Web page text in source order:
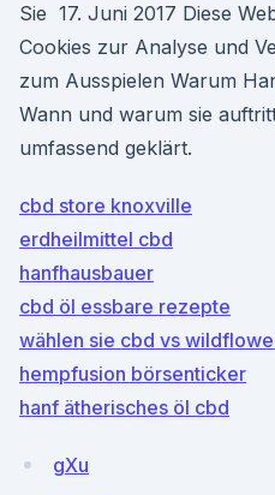
Sie 17. Juni 2017 Diese
Cookies zur Analyse und
zum Ausspielen Warum
Wann und warum sie
umfassend geklärt.
cbd store knoxville
erdheilmittel cbd
hanfhausbauer
cbd öl essbare rezepte
wählen sie cbd vs
hempfusion börsenticker
hanf ätherisches öl cbd
gXu